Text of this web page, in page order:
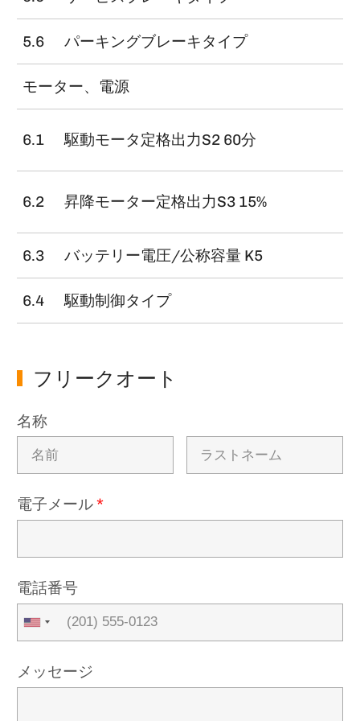
5.6 パーキングブレーキタイプ
モーター、電源
6.1 駆動モータ定格出力S2 60分
6.2 昇降モーター定格出力S3 15%
6.3 バッテリー電圧/公称容量 K5
6.4 駆動制御タイプ
フリークオート
名称
電子メール*
電話番号
メッセージ